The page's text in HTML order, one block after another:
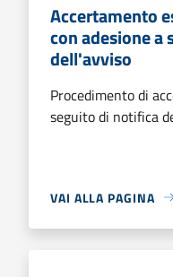
Accertamento
con adesione
dell'avviso
Procedimento di
seguito di notifica
VAI ALLA PAGINA